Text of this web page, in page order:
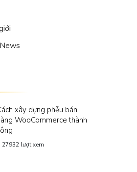
xây dựng phễu bán
WooCommerce thành
27932 lượt xem